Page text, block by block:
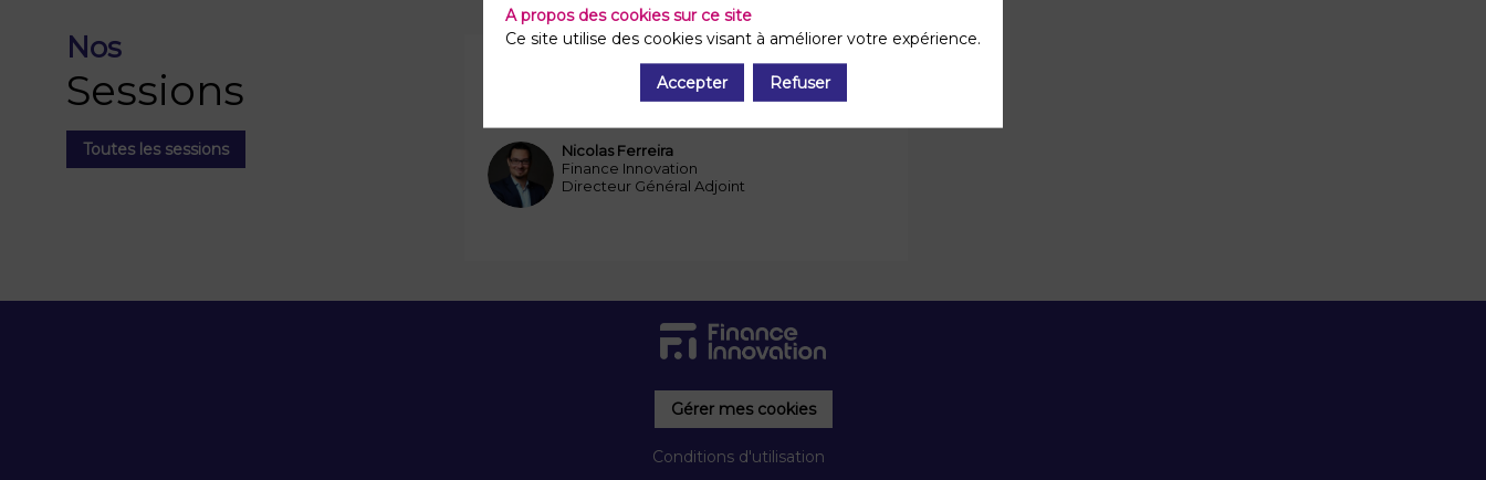
Nos
Sessions
Toutes les sessions
Open Platform
Action 2024 sur l'IA générative
NF
Nicolas Ferreira
Finance Innovation
Directeur Général Adjoint
Gérer mes cookies
Conditions d'utilisation
A propos des cookies sur ce site
Ce site utilise des cookies visant à améliorer votre expérience.
Accepter Refuser